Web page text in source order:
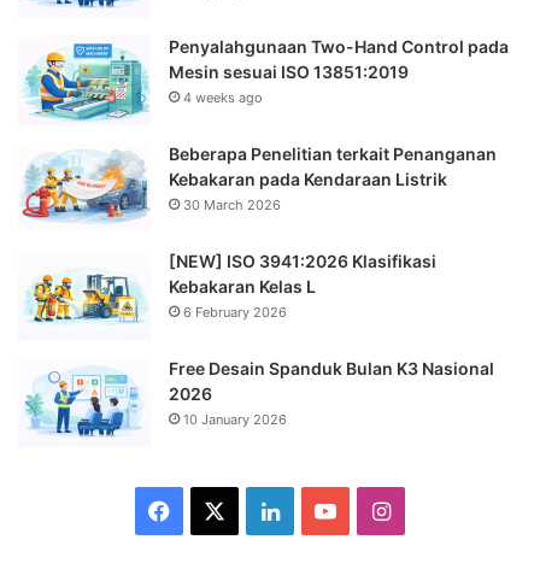
Penyalahgunaan Two-Hand Control pada
Mesin sesuai ISO 13851:2019
4 weeks ago
Beberapa Penelitian terkait Penanganan
Kebakaran pada Kendaraan Listrik
30 March 2026
[NEW] ISO 3941:2026 Klasifikasi
Kebakaran Kelas L
6 February 2026
Free Desain Spanduk Bulan K3 Nasional
2026
10 January 2026
Facebook LinkedInYouTubeInstagram